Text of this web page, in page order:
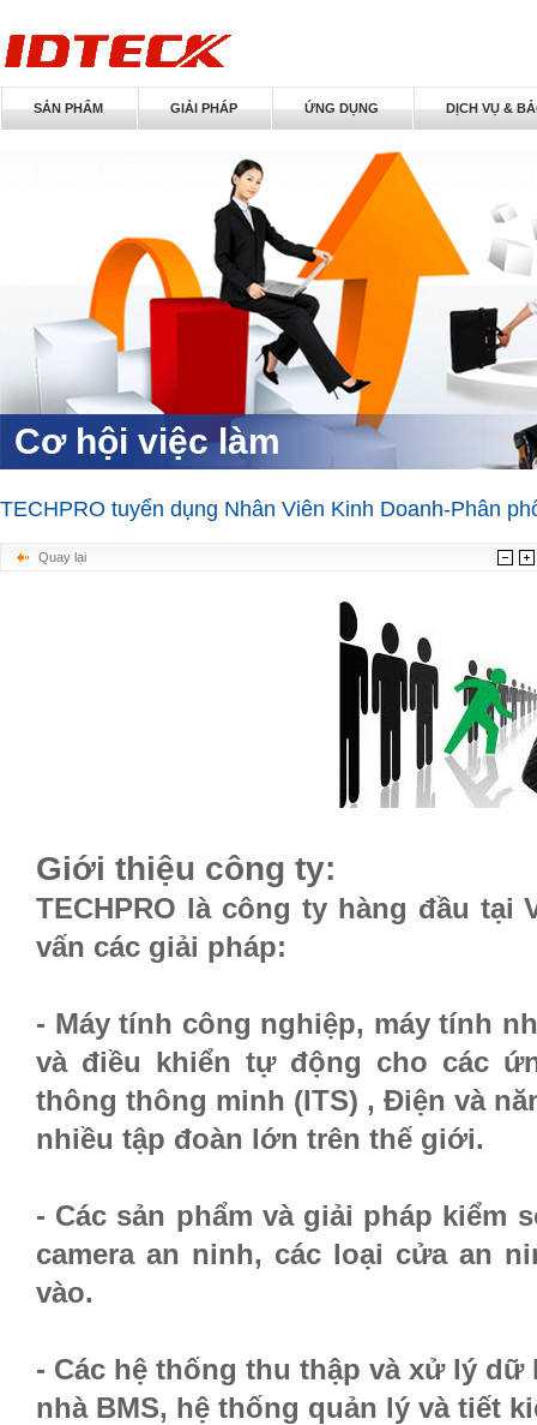
SẢN PHẨM GIẢI PHÁP ỨNG DỤNG DỊCH VỤ &
Cơ hội việc làm
TECHPRO tuyển dụng Nhân Viên Kinh Doanh-Phân
Quay lại
Giới thiệu công ty:
TECHPRO là công ty hàng đầu
vấn các giải pháp:
- Máy tính công nghiệp, máy tính
và điều khiển tự động cho các
thông thông minh (ITS) , Điện và
nhiều tập đoàn lớn trên thế giới.
- Các sản phẩm và giải pháp kiểm
camera an ninh, các loại cửa an
vào.
- Các hệ thống thu thập và xử lý
nhà BMS, hệ thống quản lý và tiết